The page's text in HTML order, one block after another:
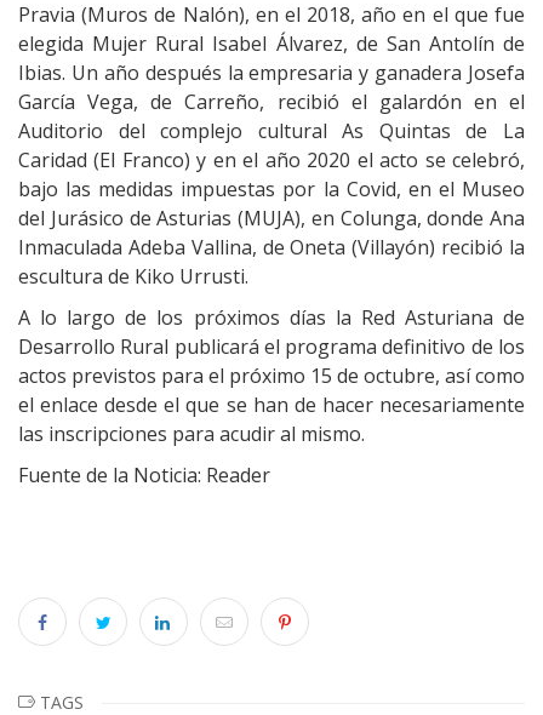
Pravia (Muros de Nalón), en el 2018, año en el que fue
elegida Mujer Rural Isabel Álvarez, de San Antolín de
Ibias. Un año después la empresaria y ganadera Josefa
García Vega, de Carreño, recibió el galardón en el
Auditorio del complejo cultural As Quintas de La
Caridad (El Franco) y en el año 2020 el acto se celebró,
bajo las medidas impuestas por la Covid, en el Museo
del Jurásico de Asturias (MUJA), en Colunga, donde Ana
Inmaculada Adeba Vallina, de Oneta (Villayón) recibió la
escultura de Kiko Urrusti.
A lo largo de los próximos días la Red Asturiana de
Desarrollo Rural publicará el programa definitivo de los
actos previstos para el próximo 15 de octubre, así como
el enlace desde el que se han de hacer necesariamente
las inscripciones para acudir al mismo.
Fuente de la Noticia: Reader
TAGS